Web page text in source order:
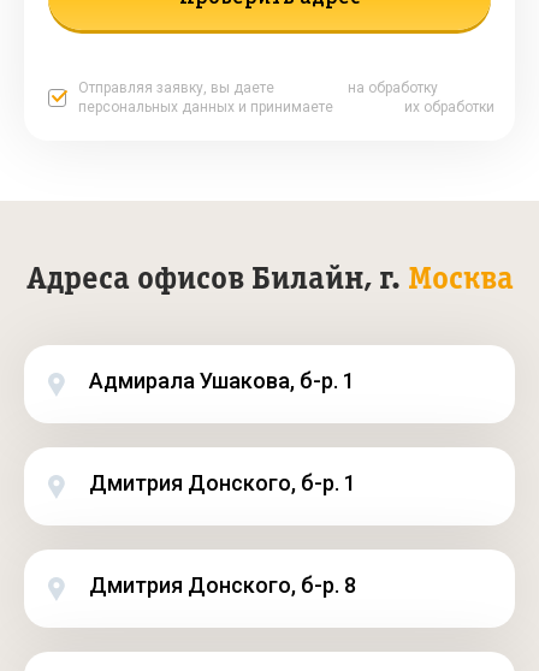
Отправляя заявку, вы даете
на обработку
персональных данных и принимаете
их обработки
Адреса офисов Билайн, г. Москва
Адмирала Ушакова, б-р. 1
Дмитрия Донского, б-р. 1
Дмитрия Донского, б-р. 8